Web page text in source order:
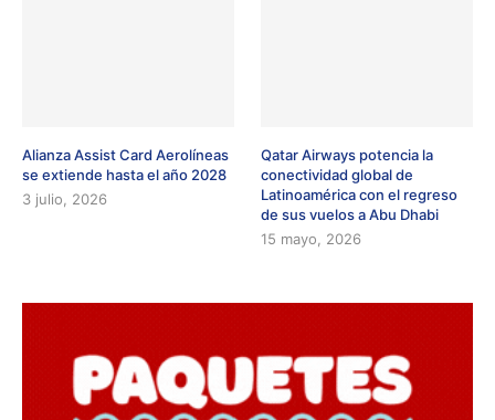
Alianza Assist Card Aerolíneas
se extiende hasta el año 2028
3 julio, 2026
Qatar Airways potencia la
conectividad global de
Latinoamérica con el regreso
de sus vuelos a Abu Dhabi
15 mayo, 2026